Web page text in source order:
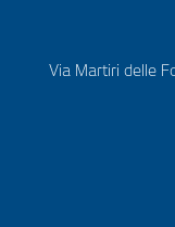
Via Martiri delle